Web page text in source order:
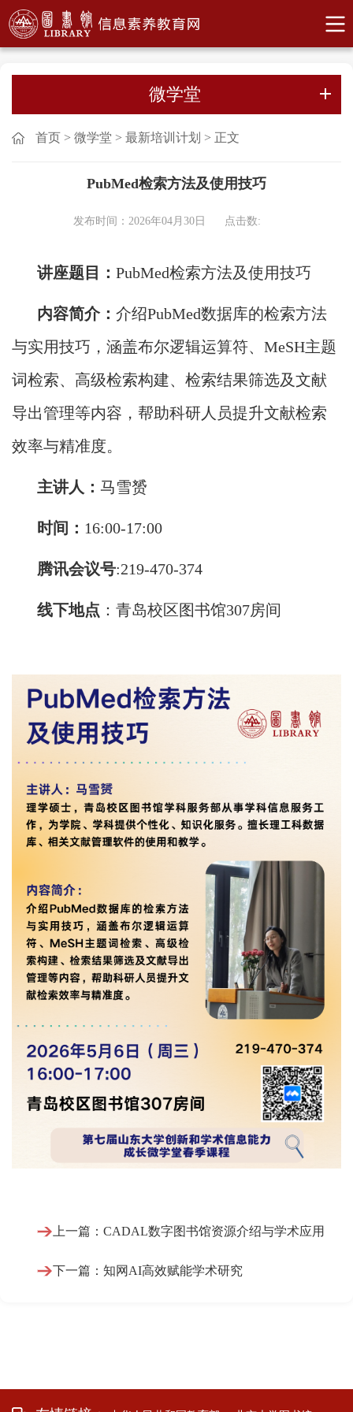
微学堂
首页 > 微学堂 > 最新培训计划 > 正文
PubMed检索方法及使用技巧
发布时间：2026年04月30日 点击数:
讲座题目： PubMed检索方法及使用技巧
内容简介： 介绍PubMed数据库的检索方法
与实用技巧，涵盖布尔逻辑运算符、MeSH主题
词检索、高级检索构建、检索结果筛选及文献
导出管理等内容，帮助科研人员提升文献检索
效率与精准度。
主讲人： 马雪赟
时间： 16:00-17:00
腾讯会议号:219-470-374
线下地点 ： 青岛校区图书馆307房间
上一篇：CADAL数字图书馆资源介绍与学术应用
下一篇：知网AI高效赋能学术研究